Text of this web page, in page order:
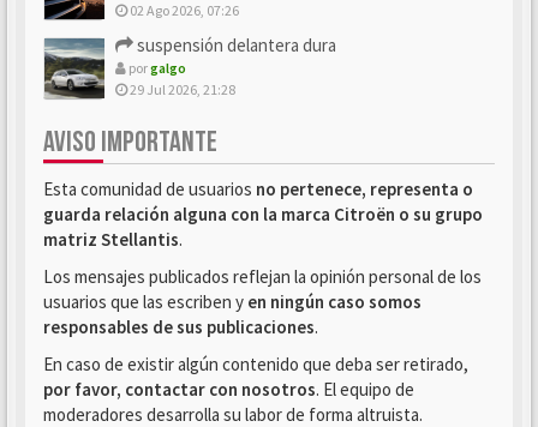
02 Ago 2026, 07:26
suspensión delantera dura
porgalgo
29 Jul 2026, 21:28
AVISO IMPORTANTE
Esta comunidad de usuarios no pertenece, representa o
guarda relación alguna con la marca Citroën o su grupo
matriz Stellantis.
Los mensajes publicados reflejan la opinión personal de los
usuarios que las escriben y en ningún caso somos
responsables de sus publicaciones.
En caso de existir algún contenido que deba ser retirado,
por favor, contactar con nosotros. El equipo de
moderadores desarrolla su labor de forma altruista.